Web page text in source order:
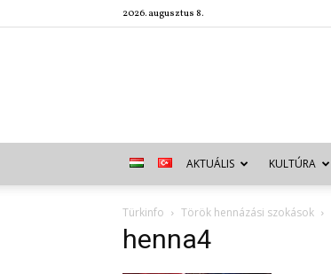
2026. augusztus 8.
AKTUÁLIS KULTÚRA
Türkinfo Török hennázási szokások
henna4